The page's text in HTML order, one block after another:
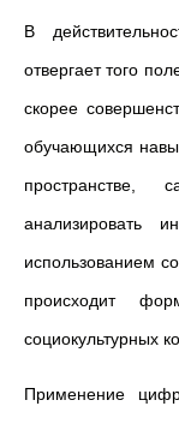
В
отвергает того
скорее
обучающихся
пространстве,
анализировать
использованием
происходит
социокультурных
Применение